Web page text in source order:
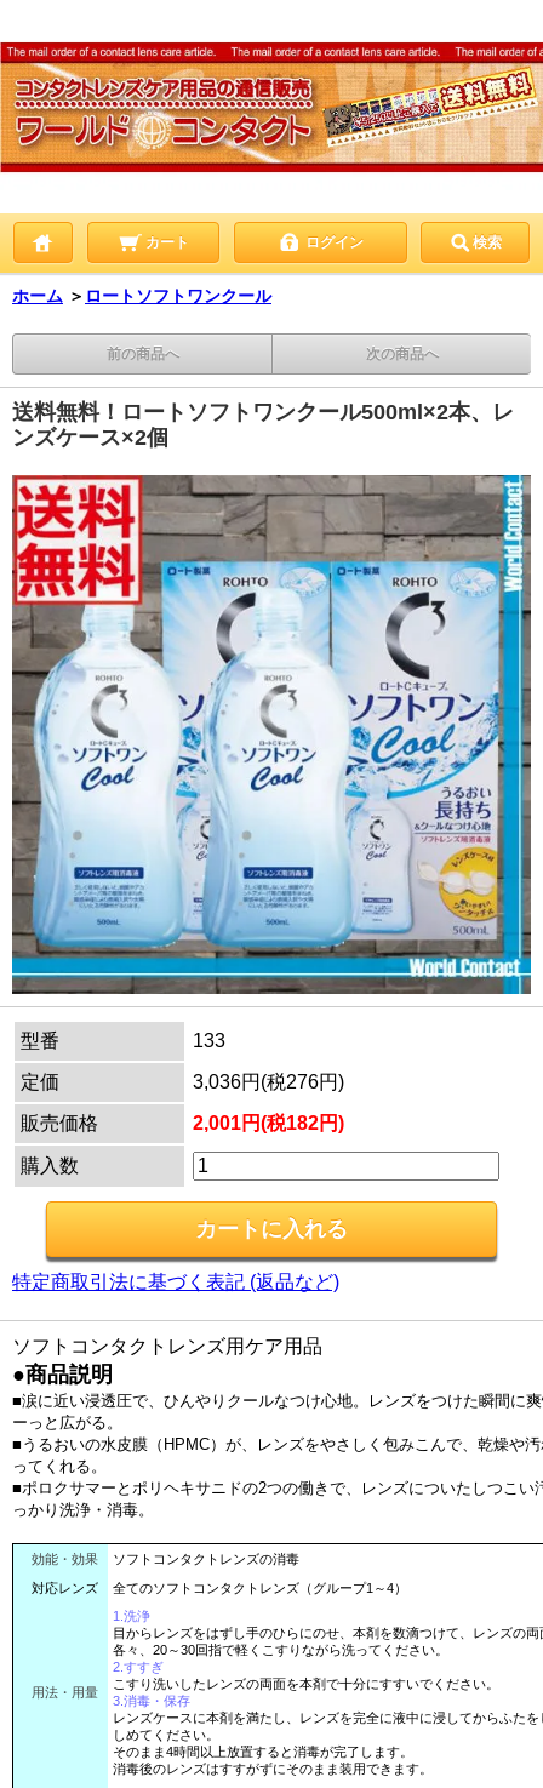
カート ログイン 検索
ホーム ＞ ロートソフトワンクール
前の商品へ 次の商品へ
送料無料！ロートソフトワンクール500ml×2本、レ
ンズケース×2個
型番
133
定価
3,036円(税276円)
販売価格
2,001円(税182円)
購入数
特定商取引法に基づく表記 (返品など)
ソフトコンタクトレンズ用ケア用品
●商品説明
■涙に近い浸透圧で、ひんやりクールなつけ心地。レンズをつけた瞬間に
ーっと広がる。
■うるおいの水皮膜（HPMC）が、レンズをやさしく包みこんで、乾燥や
ってくれる。
■ポロクサマーとポリヘキサニドの2つの働きで、レンズについたしつこい
っかり洗浄・消毒。
効能・効果
ソフトコンタクトレンズの消毒
対応レンズ
全てのソフトコンタクトレンズ（グループ1～4）
用法・用量
1.洗浄
目からレンズをはずし手のひらにのせ、本剤を数滴つけて、レンズの両
各々、20～30回指で軽くこすりながら洗ってください。
2.すすぎ
こすり洗いしたレンズの両面を本剤で十分にすすいでください。
3.消毒・保存
レンズケースに本剤を満たし、レンズを完全に液中に浸してからふたを
しめてください。
そのまま4時間以上放置すると消毒が完了します。
消毒後のレンズはすすがずにそのまま装用できます。